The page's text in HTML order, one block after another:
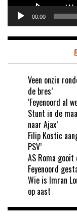
00:00
Veen onzin
de bres’
‘Feyenoord al
Stunt in de
naar Ajax’
Filip Kostic
PSV’
AS Roma gooit
Feyenoord
Wie is Imran
op aast